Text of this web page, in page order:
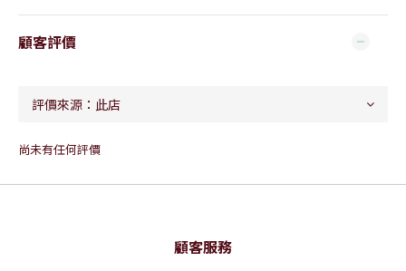
顧客評價
尚未有任何評價
顧客服務